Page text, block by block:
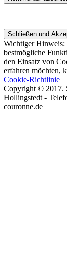
Wichtiger Hinweis:
bestmögliche
den Einsatz von
erfahren möchten,
Cookie-Richtlinie
Copyright © 2017.
Hollingstedt -
couronne.de